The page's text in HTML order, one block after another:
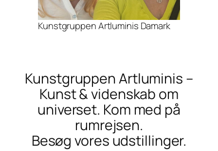
Kunstgruppen Artluminis Damark
Kunstgruppen Artluminis –
Kunst & videnskab om
universet. Kom med på
rumrejsen.
Besøg vores udstillinger.